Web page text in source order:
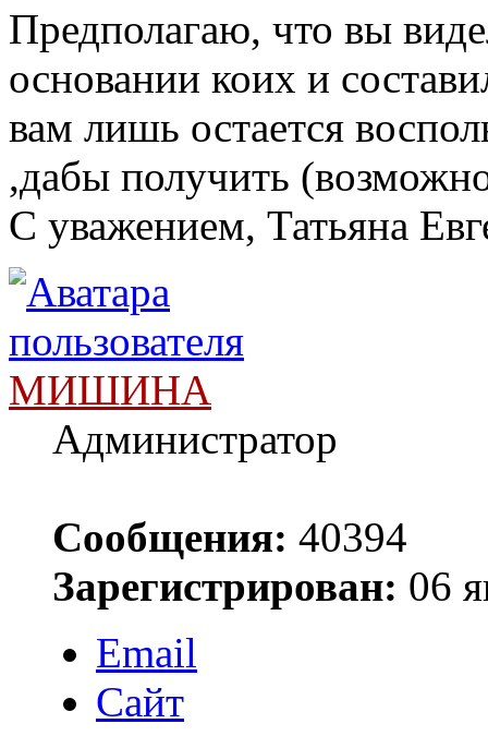
Предполагаю, что вы
основании коих и
вам лишь остается
,дабы получить
С уважением, Татьяна
МИШИНА
Администратор
Сообщения: 40394
Зарегистрирован: 06
Email
Сайт